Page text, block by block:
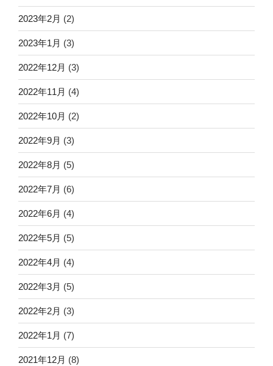
2023年2月 (2)
2023年1月 (3)
2022年12月 (3)
2022年11月 (4)
2022年10月 (2)
2022年9月 (3)
2022年8月 (5)
2022年7月 (6)
2022年6月 (4)
2022年5月 (5)
2022年4月 (4)
2022年3月 (5)
2022年2月 (3)
2022年1月 (7)
2021年12月 (8)